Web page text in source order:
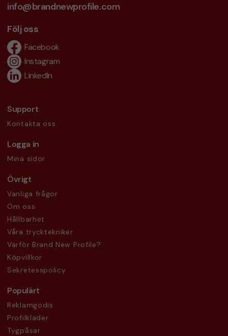
info@brandnewprofile.com
Följ oss
Facebook
Instagram
LinkedIn
Support
Kontakta oss
Logga in
Mina sidor
Övrigt
Vanliga frågor
Om oss
Hållbarhet
Våra trycktekniker
Varför Brand New Profile?
Köpvillkor
Sekretesspolicy
Populärt
Reklamgodis
Profilkläder
Tygpåsar